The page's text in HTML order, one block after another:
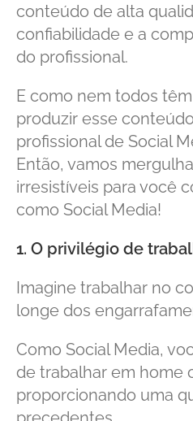
conteúdo de alta
confiabilidade e a
do profissional.
E como nem todos
produzir esse
profissional de Social
Então, vamos
irresistíveis para você
como Social Media!
1. O privilégio de
Imagine trabalhar no
longe dos
Como Social Media,
de trabalhar em home
proporcionando uma